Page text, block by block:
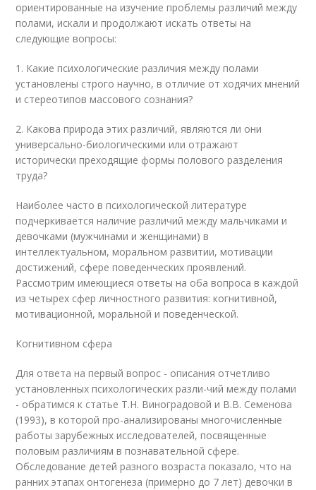
ориентированные на изучение проблемы различий между
полами, искали и продолжают искать ответы на
следующие вопросы:
1. Какие психологические различия между полами
установлены строго научно, в отличие от ходячих мнений
и стереотипов массового сознания?
2. Какова природа этих различий, являются ли они
универсально-биологическими или отражают
исторически преходящие формы полового разделения
труда?
Наиболее часто в психологической литературе
подчеркивается наличие различий между мальчиками и
девочками (мужчинами и женщинами) в
интеллектуальном, моральном развитии, мотивации
достижений, сфере поведенческих проявлений.
Рассмотрим имеющиеся ответы на оба вопроса в каждой
из четырех сфер личностного развития: когнитивной,
мотивационной, моральной и поведенческой.
Когнитивном сфера
Для ответа на первый вопрос - описания отчетливо
установленных психологических разли-чий между полами
- обратимся к статье Т.Н. Виноградовой и В.В. Семенова
(1993), в которой про-анализированы многочисленные
работы зарубежных исследователей, посвященные
половым различиям в познавательной сфере.
Обследование детей разного возраста показало, что на
ранних этапах онтогенеза (примерно до 7 лет) девочки в